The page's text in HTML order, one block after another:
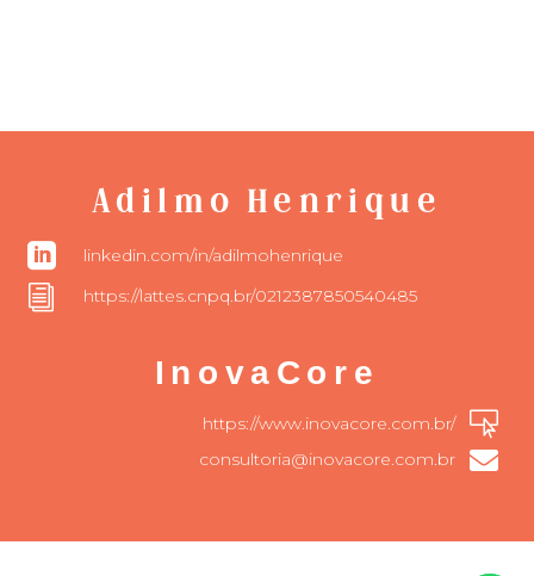
Adilmo Henrique
 linkedin.com/in/adilmohenrique
i https://lattes.cnpq.br/0212387850540485
InovaCore

https://www.inovacore.com.br/

consultoria@inovacore.com.br